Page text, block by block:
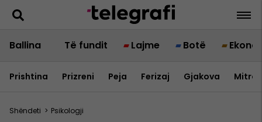
Ballina Të fundit Lajme Botë
Prishtina Prizreni Peja Ferizaj Gjakova
Shëndeti > Psikologji